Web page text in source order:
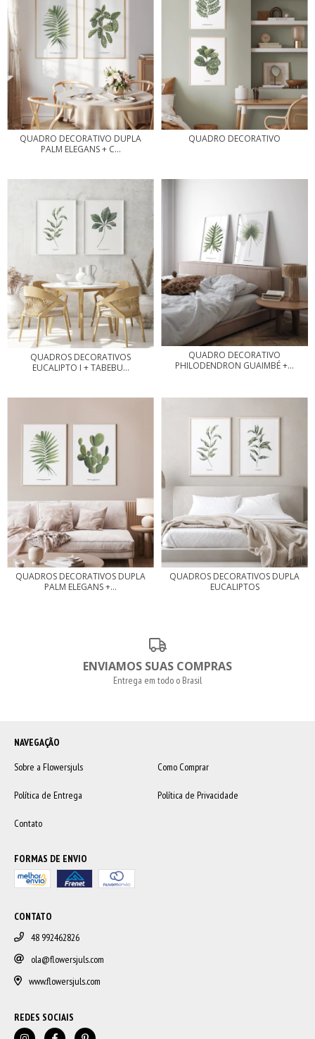
QUADRO DECORATIVO DUPLA
PALM ELEGANS + C...
QUADRO DECORATIVO
QUADROS DECORATIVOS
EUCALIPTO I + TABEBU...
QUADRO DECORATIVO
PHILODENDRON GUAIMBÉ +...
QUADROS DECORATIVOS DUPLA
PALM ELEGANS +...
QUADROS DECORATIVOS DUPLA
EUCALIPTOS
ENVIAMOS SUAS COMPRAS
Entrega em todo o Brasil
NAVEGAÇÃO
Sobre a Flowersjuls
Como Comprar
Política de Entrega Política de Privacidade
Contato
FORMAS DE ENVIO
CONTATO
48 992462826
ola@flowersjuls.com
www.flowersjuls.com
REDES SOCIAIS